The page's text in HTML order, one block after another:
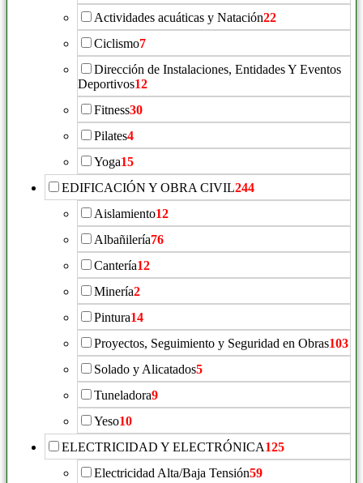
Actividades acuáticas y Natación22
Ciclismo7
Dirección de Instalaciones, Entidades Y Eventos
Deportivos12
Fitness30
Pilates4
Yoga15
EDIFICACIÓN Y OBRA CIVIL244
Aislamiento12
Albañilería76
Cantería12
Minería2
Pintura14
Proyectos, Seguimiento y Seguridad en Obras103
Solado y Alicatados5
Tuneladora9
Yeso10
ELECTRICIDAD Y ELECTRÓNICA125
Electricidad Alta/Baja Tensión59